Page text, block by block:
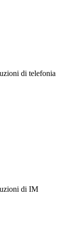
di telefonia
di IM